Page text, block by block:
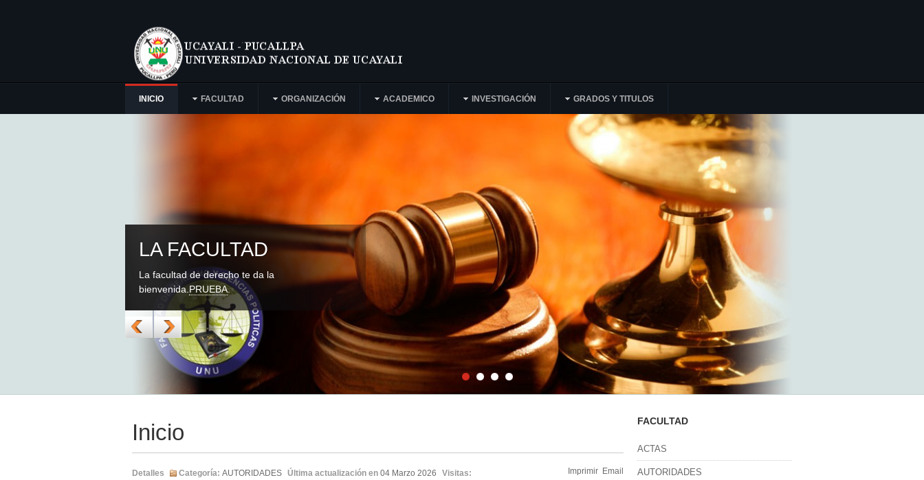
INICIO FACULTAD ORGANIZACIÓN ACADEMICO INVESTIGACIÓN GRADOS Y TITULOS
LA FACULTAD
La facultad de derecho te da la
bienvenida. PRUEBA.
Inicio
Imprimir Email
Detalles Categoría: AUTORIDADES Última actualización en 04 Marzo 2026
Visitas:
FACULTAD
ACTAS
AUTORIDADES